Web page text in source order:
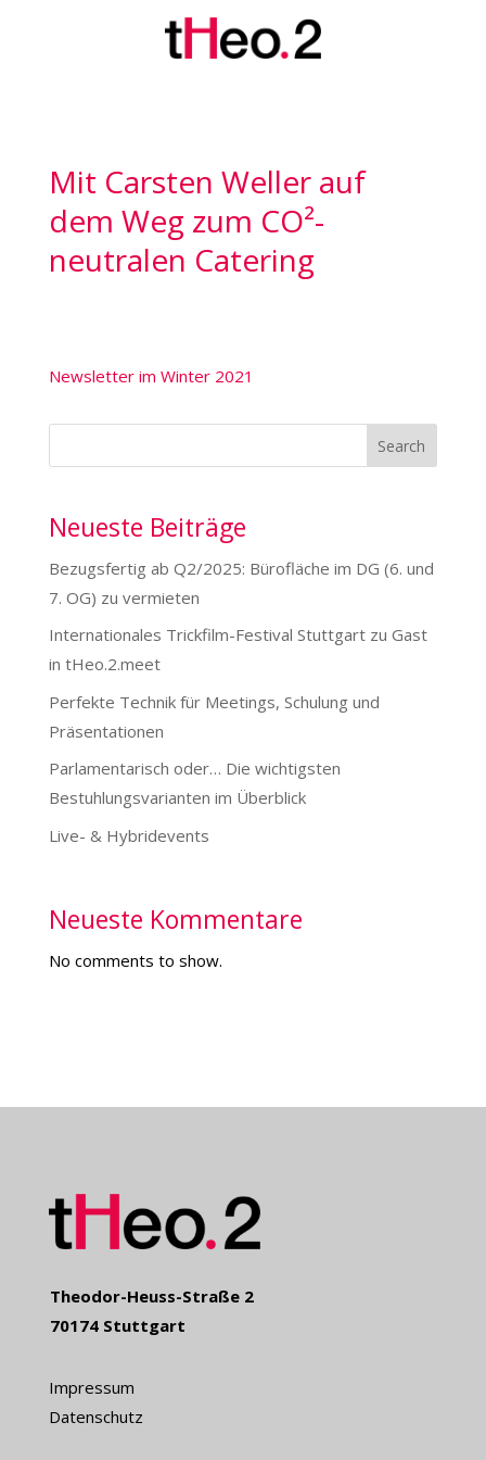
Mit Carsten Weller auf
dem Weg zum CO²-
neutralen Catering
Newsletter im Winter 2021
Search
Neueste Beiträge
Bezugsfertig ab Q2/2025: Bürofläche im DG (6. und
7. OG) zu vermieten
Internationales Trickfilm-Festival Stuttgart zu Gast
in tHeo.2.meet
Perfekte Technik für Meetings, Schulung und
Präsentationen
Parlamentarisch oder… Die wichtigsten
Bestuhlungsvarianten im Überblick
Live- & Hybridevents
Neueste Kommentare
No comments to show.
Theodor-Heuss-Straße 2
70174 Stuttgart
Impressum
Datenschutz